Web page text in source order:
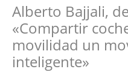
Alberto Bajjali,
«Compartir
movilidad un
inteligente»